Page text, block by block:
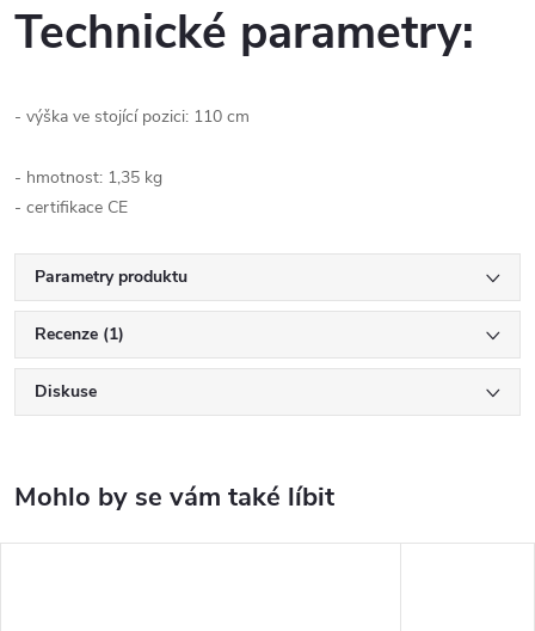
Technické parametry:
- výška ve stojící pozici: 110 cm
- hmotnost: 1,35 kg
- certifikace CE
Parametry produktu
Recenze (1)
Diskuse